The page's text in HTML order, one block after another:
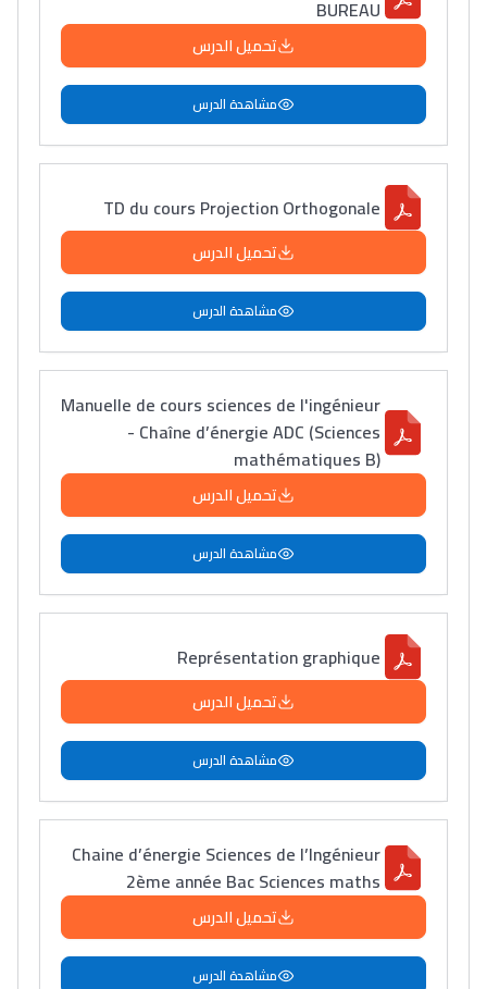
Lycée Maroc
التعليم الثانوي التأهيلي
Collège au Maroc
التعليم الثانوي الإعدادي
Post-Bac
Interviews/Vidéos
+ de 89 Interviews/Vidéos
دليل المهن
ما يزيد عن 149 مهنة
دليل التوجيه
التوجيه بالثانوي و الإعدادي
BUREAU
تحميل الدرس
مشاهدة الدرس
TD du cours Projection Orthogonale
تحميل الدرس
مشاهدة الدرس
Manuelle de cours sciences de l'ingénieur
- Chaîne d’énergie ADC (Sciences
mathématiques B)
تحميل الدرس
مشاهدة الدرس
Représentation graphique
تحميل الدرس
مشاهدة الدرس
Chaine d’énergie Sciences de l’Ingénieur
2ème année Bac Sciences maths
تحميل الدرس
مشاهدة الدرس